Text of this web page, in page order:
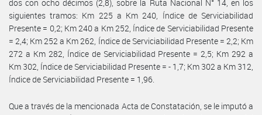
dos con ocho décimos (2,8), sobre la Ruta Nacional N° 14, en los
siguientes tramos: Km 225 a Km 240, Índice de Serviciabilidad
Presente = 0,2; Km 240 a Km 252, Índice de Serviciabilidad Presente
= 2,4; Km 252 a Km 262, Índice de Serviciabilidad Presente = 2,2; Km
272 a Km 282, Índice de Serviciabilidad Presente = 2,5; Km 292 a
Km 302, Índice de Serviciabilidad Presente = - 1,7; Km 302 a Km 312,
Índice de Serviciabilidad Presente = 1,96.
Que a través de la mencionada Acta de Constatación, se le imputó a